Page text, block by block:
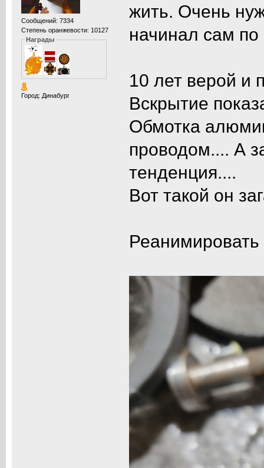
Сообщений: 7334
Степень оранжевости: 10127
Награды
Город: Динабург
жить. Очень
начинал сам
10 лет верой и
Вскрытие
Обмотка
проводом.... А
тенденция....
Вот такой он